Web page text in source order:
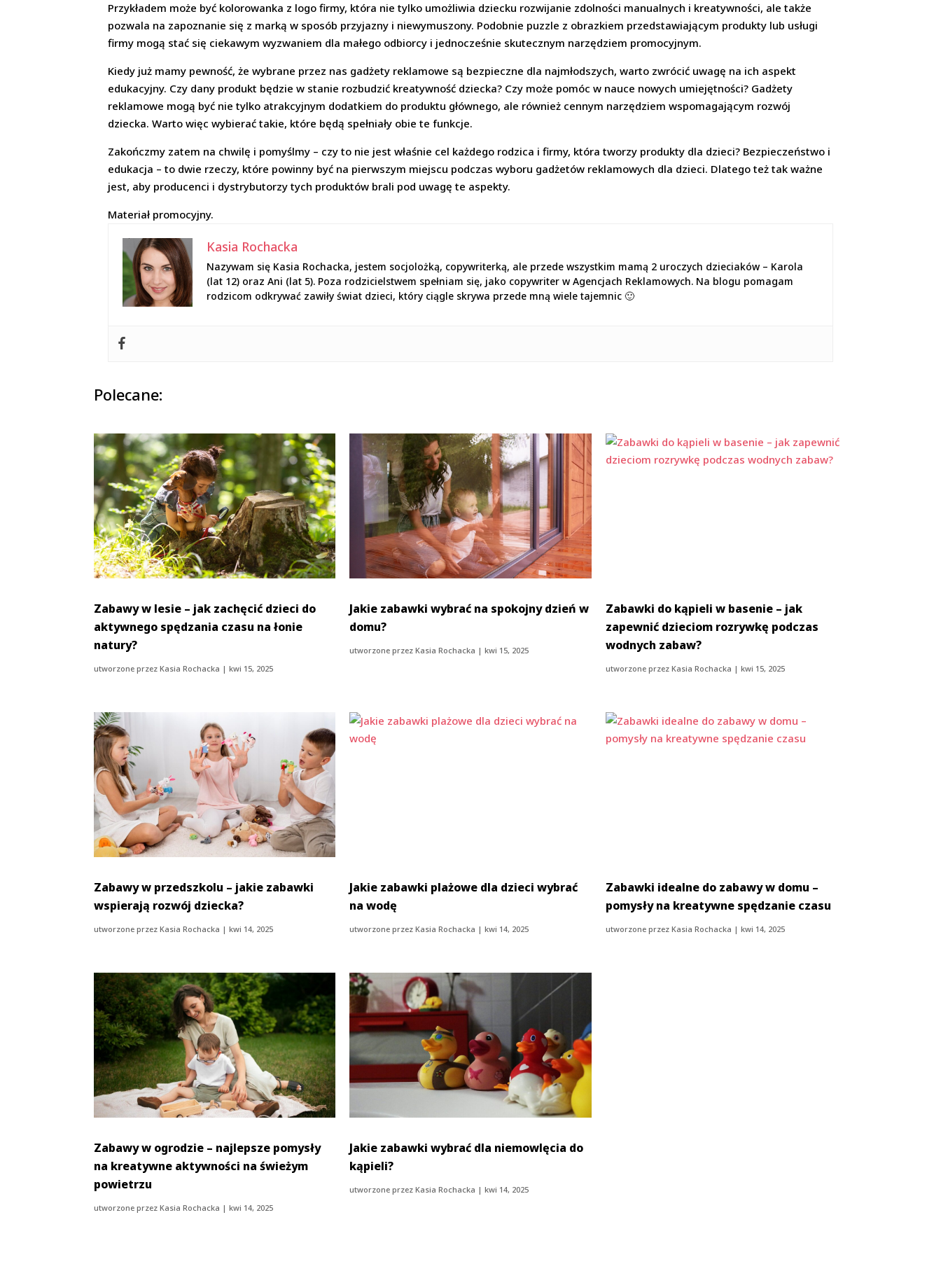
Przykładem może być kolorowanka z logo firmy, która nie tylko umożliwia dziecku rozwijanie zdolności manualnych i kreatywności, ale także
pozwala na zapoznanie się z marką w sposób przyjazny i niewymuszony. Podobnie puzzle z obrazkiem przedstawiającym produkty lub usługi
firmy mogą stać się ciekawym wyzwaniem dla małego odbiorcy i jednocześnie skutecznym narzędziem promocyjnym.
Kiedy już mamy pewność, że wybrane przez nas gadżety reklamowe są bezpieczne dla najmłodszych, warto zwrócić uwagę na ich aspekt
edukacyjny. Czy dany produkt będzie w stanie rozbudzić kreatywność dziecka? Czy może pomóc w nauce nowych umiejętności? Gadżety
reklamowe mogą być nie tylko atrakcyjnym dodatkiem do produktu głównego, ale również cennym narzędziem wspomagającym rozwój
dziecka. Warto więc wybierać takie, które będą spełniały obie te funkcje.
Zakończmy zatem na chwilę i pomyślmy – czy to nie jest właśnie cel każdego rodzica i firmy, która tworzy produkty dla dzieci? Bezpieczeństwo i
edukacja – to dwie rzeczy, które powinny być na pierwszym miejscu podczas wyboru gadżetów reklamowych dla dzieci. Dlatego też tak ważne
jest, aby producenci i dystrybutorzy tych produktów brali pod uwagę te aspekty.
Materiał promocyjny.
Kasia Rochacka
Nazywam się Kasia Rochacka, jestem socjolożką, copywriterką, ale przede wszystkim mamą 2 uroczych dzieciaków – Karola
(lat 12) oraz Ani (lat 5). Poza rodzicielstwem spełniam się, jako copywriter w Agencjach Reklamowych. Na blogu pomagam
rodzicom odkrywać zawiły świat dzieci, który ciągle skrywa przede mną wiele tajemnic 🙂
Polecane:
Zabawy w lesie – jak zachęcić dzieci do
aktywnego spędzania czasu na łonie
natury?
utworzone przezKasia Rochacka |kwi 15, 2025
Jakie zabawki wybrać na spokojny dzień w
domu?
utworzone przezKasia Rochacka |kwi 15, 2025
Zabawki do kąpieli w basenie – jak
zapewnić dzieciom rozrywkę podczas
wodnych zabaw?
utworzone przez Kasia Rochacka | kwi 15, 2025
Zabawy w przedszkolu – jakie zabawki
wspierają rozwój dziecka?
utworzone przezKasia Rochacka |kwi 14, 2025
Jakie zabawki plażowe dla dzieci wybrać
na wodę
utworzone przezKasia Rochacka |kwi 14, 2025
Zabawki idealne do zabawy w domu –
pomysły na kreatywne spędzanie czasu
utworzone przez Kasia Rochacka | kwi 14, 2025
Zabawy w ogrodzie – najlepsze pomysły
na kreatywne aktywności na świeżym
powietrzu
utworzone przezKasia Rochacka |kwi 14, 2025
Jakie zabawki wybrać dla niemowlęcia do
kąpieli?
utworzone przezKasia Rochacka |kwi 14, 2025